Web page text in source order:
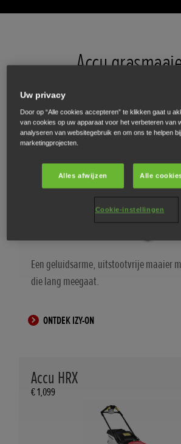
Accu
IZY-ON
€ 499
Een geluidsarme, uitstootvrije maaier
die lang meegaat.
ONTDEK IZY-ON
Accu HRX
€ 1,099
Uw privacy
Door op “Alle cookies accepteren” te klikken gaat u
van cookies op uw apparaat voor het verbeteren van
analyseren van websitegebruik en om ons te helpen
marketingprojecten.
Alles afwijzen Alle
Cookie-instellingen